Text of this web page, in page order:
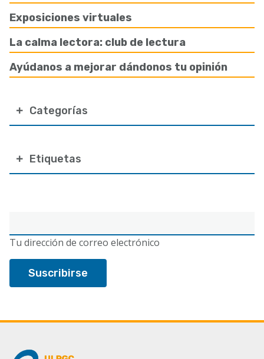
Exposiciones virtuales
La calma lectora: club de lectura
Ayúdanos a mejorar dándonos tu opinión
electrónico
Tu dirección de correo electrónico
Categorías
Etiquetas